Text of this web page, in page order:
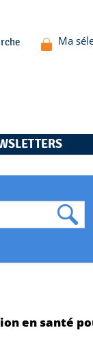
en santé